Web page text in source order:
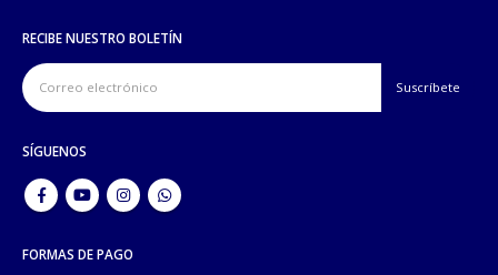
RECIBE NUESTRO BOLETÍN
SÍGUENOS
FORMAS DE PAGO